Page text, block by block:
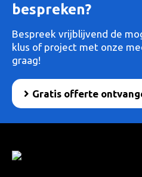
bespreken?
Bespreek vrijblijvend de
klus of project met onze
graag!
Gratis offerte